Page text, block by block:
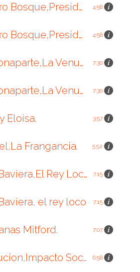
Pio Romero Bosque,Presidente de El Salvador. 4:58
Pio Romero Bosque,Presidente de El Salvador. 4:58
Paulina Bonaparte,La Venus Imperial. 7:30
Paulina Bonaparte,La Venus Imperial. 7:30
Eloisa. 3:57
Frangancia. 5:52
Luis II de Baviera,El Rey Loco. 7:15
el rey loco 7:15
Mitford. 7:07
La Prostitucion,Impacto Social y Economico. 6:58